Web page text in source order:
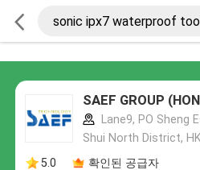
SAEF GROUP
Lane9, PO Sheng
Shui North District,
5.0
확인된 공급자